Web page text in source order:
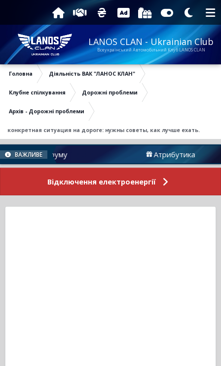
LANOS CLAN - Ukrainian Club
Всеукраїнський Автомобільний Клуб LANOS CLAN
Головна Діяльність ВАК "ЛАНОС КЛАН"
Клубне спілкування Дорожні проблеми
Архів - Дорожні проблеми
конкретная ситуация на дороге: нужны советы, как лучше ехать.
ВАЖЛИВЕ
Форуму Атрибутика
Відключення електроенергії